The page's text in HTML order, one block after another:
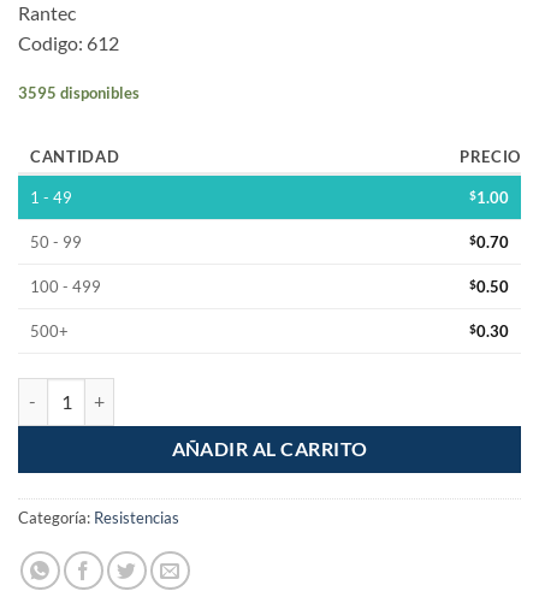
Rantec
Codigo: 612
3595 disponibles
CANTIDAD PRECIO
1 - 49 $1.00
50 - 99 $0.70
100 - 499 $0.50
500+ $0.30
AÑADIR AL CARRITO
Categoría: Resistencias